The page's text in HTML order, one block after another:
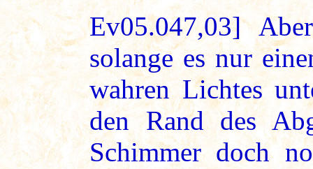
Ev05.047,03]
solange es nur
wahren Lichtes
den Rand des
Schimmer doch